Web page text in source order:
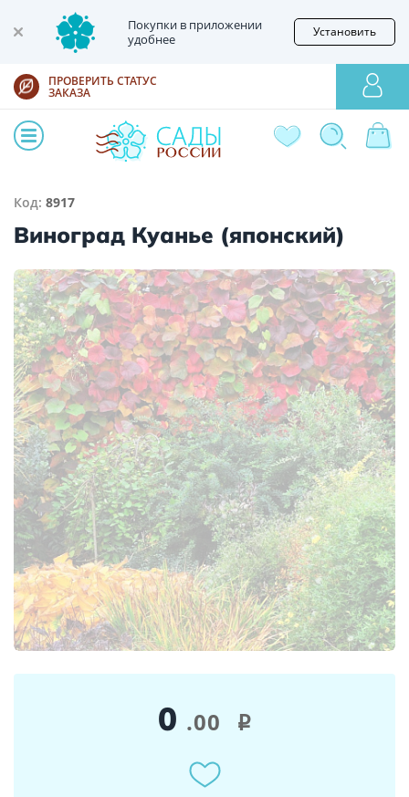
Покупки в приложении
удобнее
Установить
ПРОВЕРИТЬ СТАТУС
ЗАКАЗА
Код: 8917
Виноград Куанье (японский)
0 .00 i